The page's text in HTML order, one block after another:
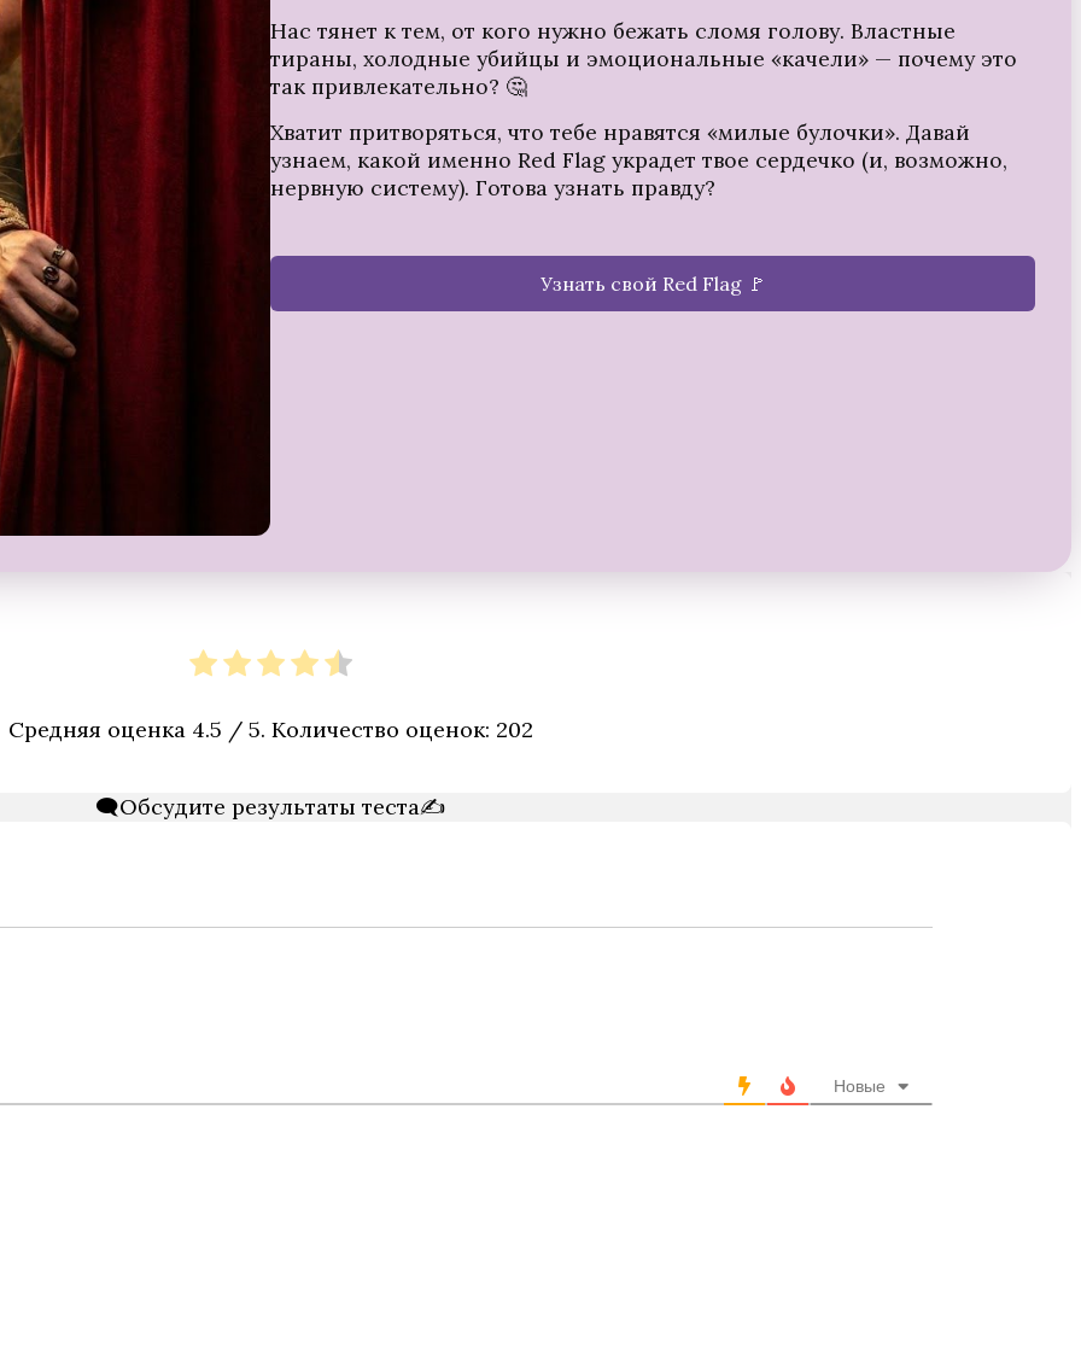
Нас тянет к тем, от кого нужно бежать сломя голову. Властные
тираны, холодные убийцы и эмоциональные «качели» — почему это
так привлекательно? 🤔
Хватит притворяться, что тебе нравятся «милые булочки». Давай
узнаем, какой именно Red Flag украдет твое сердечко (и, возможно,
нервную систему). Готова узнать правду?
Узнать свой Red Flag 🚩
Средняя оценка 4.5 / 5. Количество оценок: 202
🗨️Обсудите результаты теста✍️
Новые